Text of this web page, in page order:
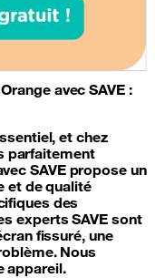
avec SAVE :
et chez
parfaitement
SAVE propose un
et de qualité
des
experts SAVE sont
fissuré, une
Nous
appareil.